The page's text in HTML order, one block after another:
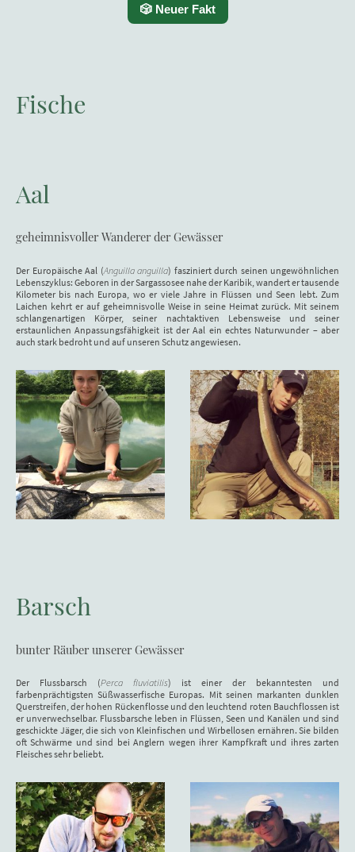
🎲 Neuer Fakt
Fische
Aal
geheimnisvoller Wanderer der Gewässer
Der Europäische Aal (Anguilla anguilla) fasziniert durch seinen ungewöhnlichen
Lebenszyklus: Geboren in der Sargassosee nahe der Karibik, wandert er tausende
Kilometer bis nach Europa, wo er viele Jahre in Flüssen und Seen lebt. Zum
Laichen kehrt er auf geheimnisvolle Weise in seine Heimat zurück. Mit seinem
schlangenartigen Körper, seiner nachtaktiven Lebensweise und seiner
erstaunlichen Anpassungsfähigkeit ist der Aal ein echtes Naturwunder – aber
auch stark bedroht und auf unseren Schutz angewiesen.
Barsch
bunter Räuber unserer Gewässer
Der Flussbarsch (Perca fluviatilis) ist einer der bekanntesten und
farbenprächtigsten Süßwasserfische Europas. Mit seinen markanten dunklen
Querstreifen, der hohen Rückenflosse und den leuchtend roten Bauchflossen ist
er unverwechselbar. Flussbarsche leben in Flüssen, Seen und Kanälen und sind
geschickte Jäger, die sich von Kleinfischen und Wirbellosen ernähren. Sie bilden
oft Schwärme und sind bei Anglern wegen ihrer Kampfkraft und ihres zarten
Fleisches sehr beliebt.